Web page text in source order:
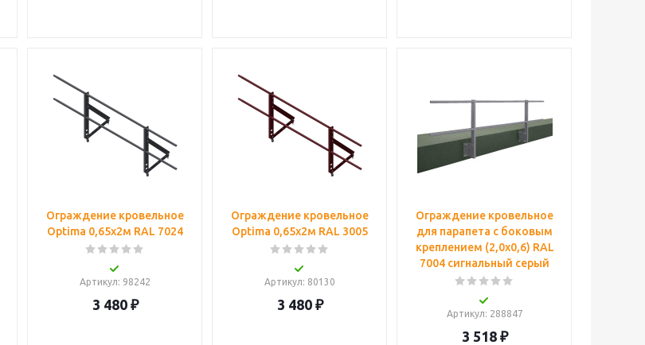
Ограждение кровельное
Optima 0,65х2м RAL 7024
Артикул: 98242
3 480₽
Ограждение кровельное
Optima 0,65х2м RAL 3005
Артикул: 80130
3 480₽
Ограждение кровельное
для парапета с боковым
креплением (2,0х0,6) RAL
7004 сигнальный серый
Артикул: 288847
3 518₽